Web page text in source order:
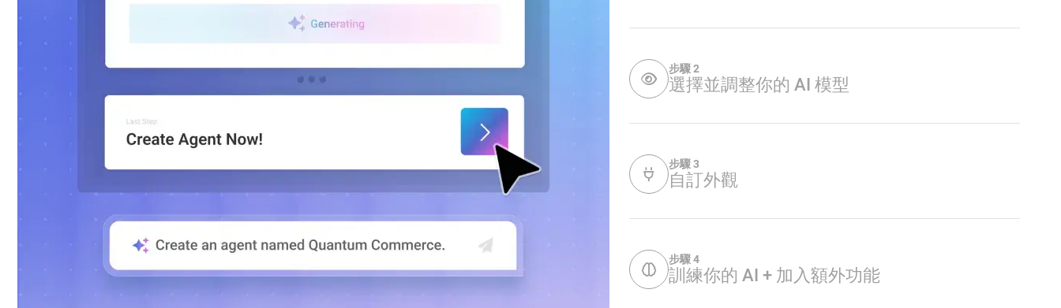
步驟 2
選擇並調整你的 AI 模型
步驟 3
自訂外觀
步驟 4
訓練你的 AI + 加入額外功能